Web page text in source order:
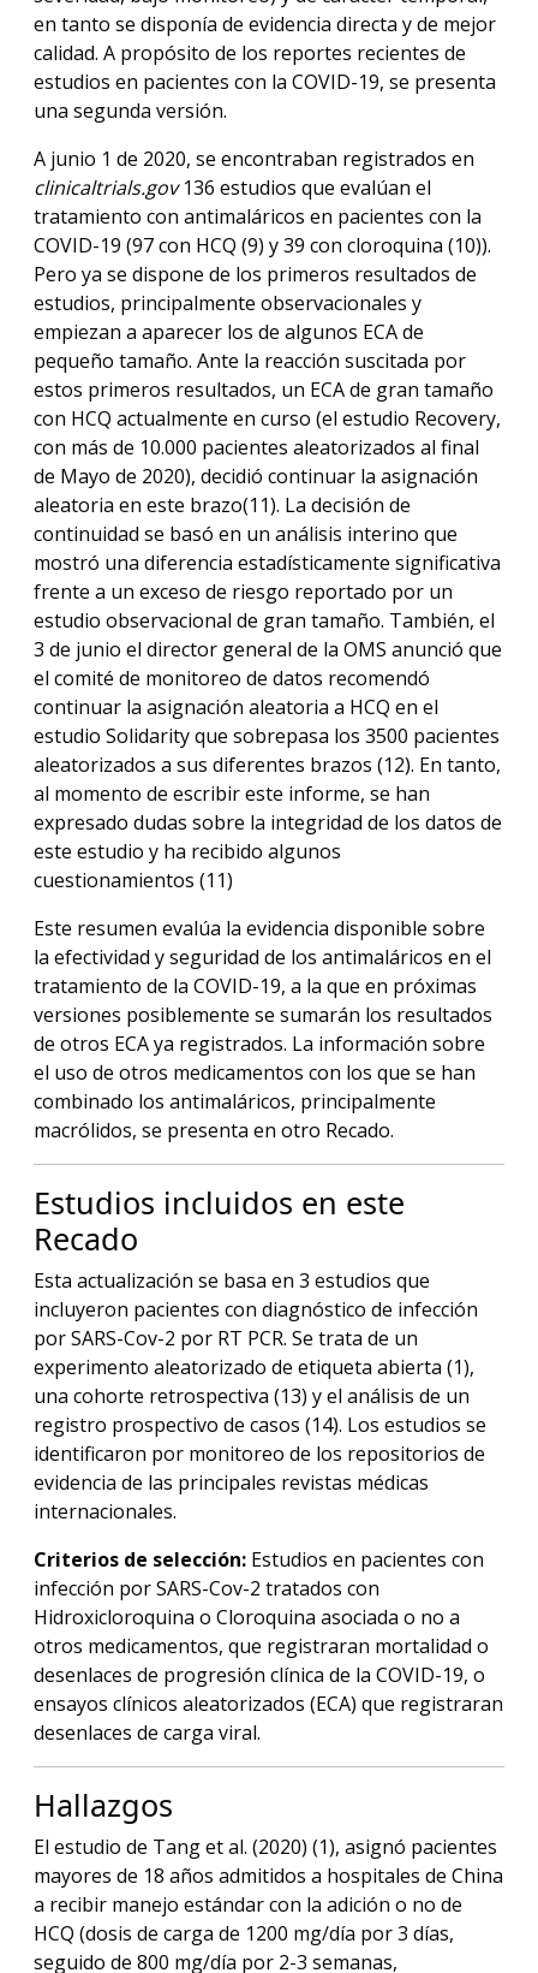
en tanto se disponía de evidencia directa y de mejor
calidad. A propósito de los reportes recientes de
estudios en pacientes con la COVID-19, se presenta
una segunda versión.
A junio 1 de 2020, se encontraban registrados en
clinicaltrials.gov136 estudios que evalúan el
tratamiento con antimaláricos en pacientes con la
COVID-19 (97 con HCQ (9) y 39 con cloroquina (10)).
Pero ya se dispone de los primeros resultados de
estudios, principalmente observacionales y
empiezan a aparecer los de algunos ECA de
pequeño tamaño. Ante la reacción suscitada por
estos primeros resultados, un ECA de gran tamaño
con HCQ actualmente en curso (el estudio Recovery,
con más de 10.000 pacientes aleatorizados al final
de Mayo de 2020), decidió continuar la asignación
aleatoria en este brazo(11). La decisión de
continuidad se basó en un análisis interino que
mostró una diferencia estadísticamente significativa
frente a un exceso de riesgo reportado por un
estudio observacional de gran tamaño. También, el
3 de junio el director general de la OMS anunció que
el comité de monitoreo de datos recomendó
continuar la asignación aleatoria a HCQ en el
estudio Solidarity que sobrepasa los 3500 pacientes
aleatorizados a sus diferentes brazos (12). En tanto,
al momento de escribir este informe, se han
expresado dudas sobre la integridad de los datos de
este estudio y ha recibido algunos
cuestionamientos (11)
Este resumen evalúa la evidencia disponible sobre
la efectividad y seguridad de los antimaláricos en el
tratamiento de la COVID-19, a la que en próximas
versiones posiblemente se sumarán los resultados
de otros ECA ya registrados. La información sobre
el uso de otros medicamentos con los que se han
combinado los antimaláricos, principalmente
macrólidos, se presenta en otro Recado.
Estudios incluidos en este
Recado
Esta actualización se basa en 3 estudios que
incluyeron pacientes con diagnóstico de infección
por SARS-Cov-2 por RT PCR. Se trata de un
experimento aleatorizado de etiqueta abierta (1),
una cohorte retrospectiva (13) y el análisis de un
registro prospectivo de casos (14). Los estudios se
identificaron por monitoreo de los repositorios de
evidencia de las principales revistas médicas
internacionales.
Criterios de selección: Estudios en pacientes con
infección por SARS-Cov-2 tratados con
Hidroxicloroquina o Cloroquina asociada o no a
otros medicamentos, que registraran mortalidad o
desenlaces de progresión clínica de la COVID-19, o
ensayos clínicos aleatorizados (ECA) que registraran
desenlaces de carga viral.
Hallazgos
El estudio de Tang et al. (2020) (1), asignó pacientes
mayores de 18 años admitidos a hospitales de China
a recibir manejo estándar con la adición o no de
HCQ (dosis de carga de 1200 mg/día por 3 días,
seguido de 800 mg/día por 2-3 semanas,